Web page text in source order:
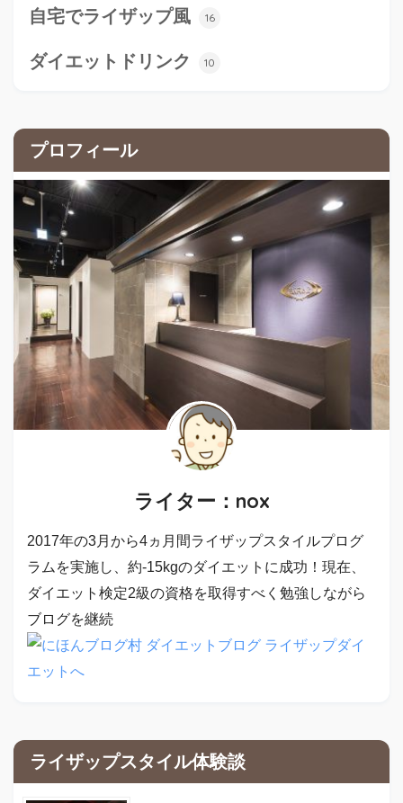
自宅でライザップ風 16
ダイエットドリンク 10
プロフィール
ライター：nox
2017年の3月から4ヵ月間ライザップスタイルプログ
ラムを実施し、約-15kgのダイエットに成功！現在、
ダイエット検定2級の資格を取得すべく勉強しながら
ブログを継続
ライザップスタイル体験談